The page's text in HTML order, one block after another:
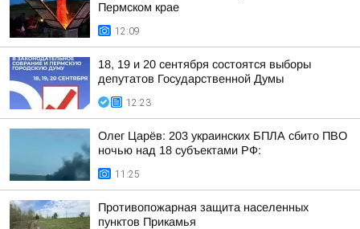
Пермском крае
12:09
18, 19 и 20 сентября состоятся выборы
депутатов Государственной Думы
12:23
Олег Царёв: 203 украинских БПЛА сбито ПВО
ночью над 18 субъектами РФ:
11:25
Противопожарная защита населенных
пунктов Прикамья